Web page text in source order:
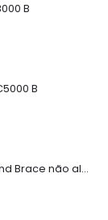
B
B
XL Shimano Jardineira / Bib and Brace não alcochoada preta